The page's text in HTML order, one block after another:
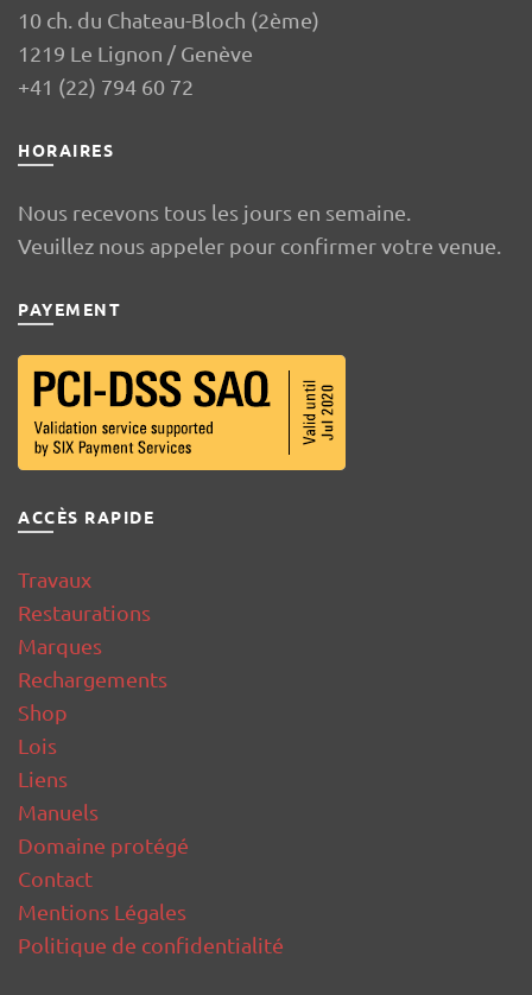
10 ch. du Chateau-Bloch (2ème)
1219 Le Lignon / Genève
+41 (22) 794 60 72
HORAIRES
Nous recevons tous les jours en semaine.
Veuillez nous appeler pour confirmer votre venue.
PAYEMENT
ACCÈS RAPIDE
Travaux
Restaurations
Marques
Rechargements
Shop
Lois
Liens
Manuels
Domaine protégé
Contact
Mentions Légales
Politique de confidentialité